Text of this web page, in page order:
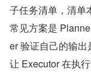
子任务清单，清单
常见方案是
er 验证自己的输
让 Executor 在执